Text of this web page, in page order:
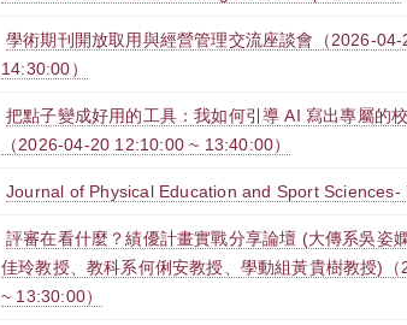
學術期刊開放取用與經營管理交流座談會（2026-
14:30:00）
把點子變成好用的工具：我如何引導 AI 寫出專屬的
（2026-04-20 12:10:00 ~ 13:40:00）
Journal of Physical Education and Sport Sciences-
評審在看什麼？績優計畫實戰分享論壇 (大傳系吳姿
佳玲教授、教科系何俐安教授、學動組黃貴樹教授)
~ 13:30:00）